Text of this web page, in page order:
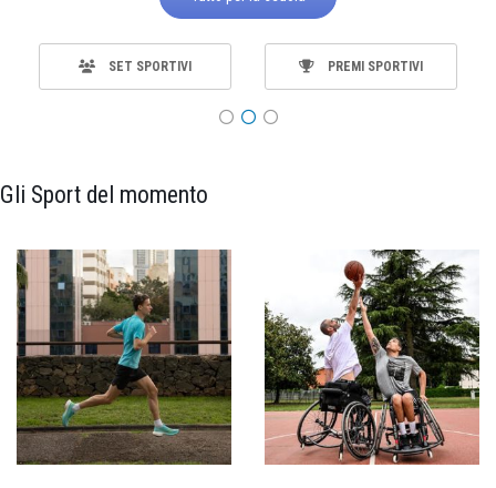
SET SPORTIVI PREMI SPORTIVI
Gli Sport del momento